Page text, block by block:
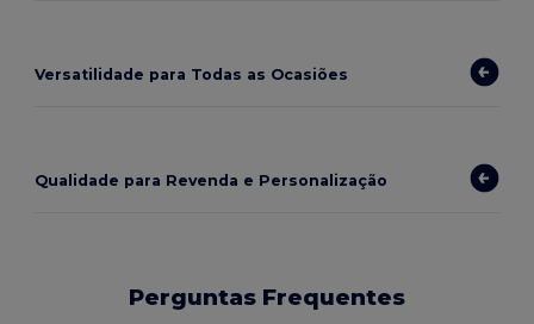
Versatilidade para Todas as Ocasiões
Qualidade para Revenda e Personalização
Perguntas Frequentes